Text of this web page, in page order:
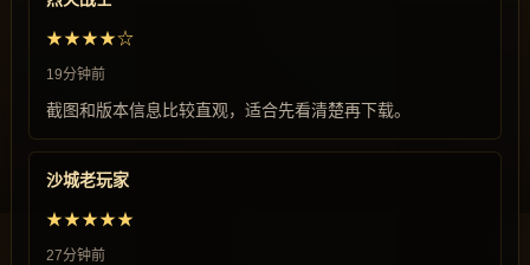
★★★★☆
19分钟前
截图和版本信息比较直观，适合先看清楚再下载。
沙城老玩家
★★★★★
27分钟前